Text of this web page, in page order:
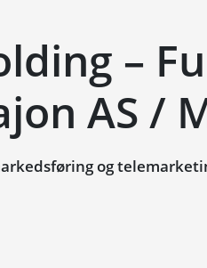
–
AS /
og